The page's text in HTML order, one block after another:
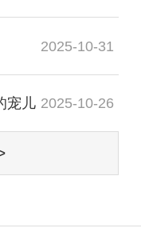
2025-10-31
宠儿 2025-10-26